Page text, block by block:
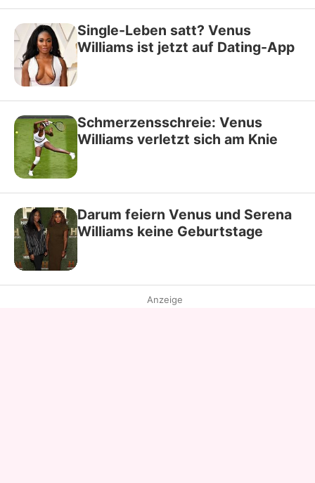
Single-Leben satt? Venus
Williams ist jetzt auf Dating-App
Schmerzensschreie: Venus
Williams verletzt sich am Knie
Darum feiern Venus und Serena
Williams keine Geburtstage
Anzeige